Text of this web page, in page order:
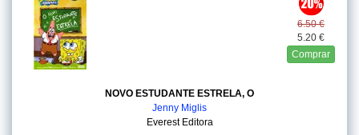
6.50 €
5.20 €
Comprar
NOVO ESTUDANTE ESTRELA, O
Jenny Miglis
Everest Editora